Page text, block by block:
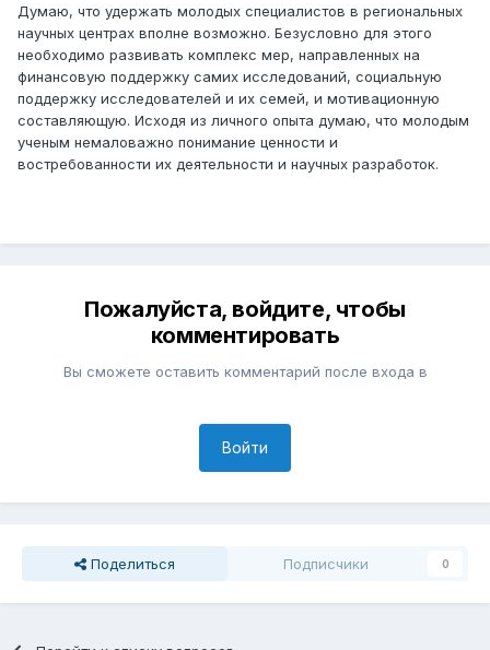
Думаю, что удержать молодых специалистов в региональных
научных центрах вполне возможно. Безусловно для этого
необходимо развивать комплекс мер, направленных на
финансовую поддержку самих исследований, социальную
поддержку исследователей и их семей, и мотивационную
составляющую. Исходя из личного опыта думаю, что молодым
ученым немаловажно понимание ценности и
востребованности их деятельности и научных разработок.
Пожалуйста, войдите, чтобы
комментировать
Вы сможете оставить комментарий после входа в
Войти
Поделиться Подписчики 0